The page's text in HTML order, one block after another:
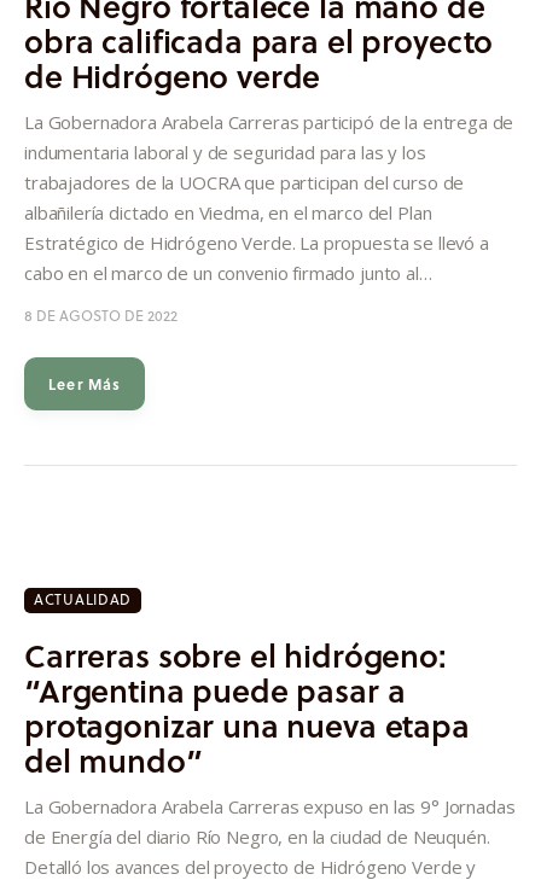
obra calificada para el proyecto
de Hidrógeno verde
La Gobernadora Arabela Carreras participó de la entrega de
indumentaria laboral y de seguridad para las y los
trabajadores de la UOCRA que participan del curso de
albañilería dictado en Viedma, en el marco del Plan
Estratégico de Hidrógeno Verde. La propuesta se llevó a
cabo en el marco de un convenio firmado junto al…
8 DE AGOSTO DE 2022
Leer Más
ACTUALIDAD
Carreras sobre el hidrógeno:
“Argentina puede pasar a
protagonizar una nueva etapa
del mundo”
La Gobernadora Arabela Carreras expuso en las 9° Jornadas
de Energía del diario Río Negro, en la ciudad de Neuquén.
Detalló los avances del proyecto de Hidrógeno Verde y